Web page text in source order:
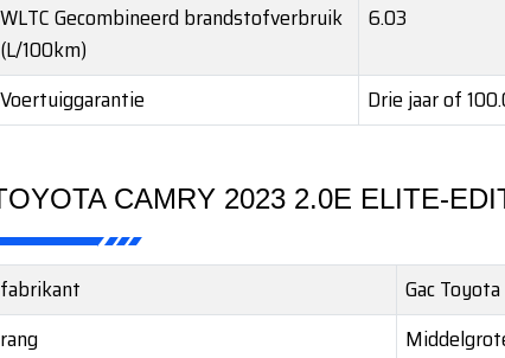
WLTC Gecombineerd brandstofverbruik
(L/100km)
6.03
Voertuiggarantie Drie jaar of
CAMRY 2023 2.0E ELITE-
fabrikant
Gac Toyota
rang